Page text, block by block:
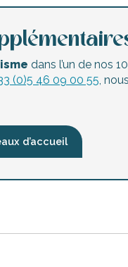
dans l’un de nos
(0)5 46 09 00 55,
d’accueil